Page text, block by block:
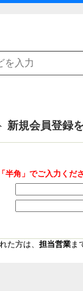
新規会員登録
角」でご入力くださ
た方は、 担当営業ま